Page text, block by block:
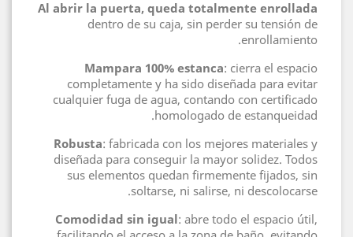
Al abrir la puerta, queda totalmente enrollada
dentro de su caja, sin perder su tensión de
enrollamiento.
Mampara 100% estanca: cierra el espacio
completamente y ha sido diseñada para evitar
cualquier fuga de agua, contando con certificado
homologado de estanqueidad.
Robusta: fabricada con los mejores materiales y
diseñada para conseguir la mayor solidez. Todos
sus elementos quedan firmemente fijados, sin
soltarse, ni salirse, ni descolocarse.
Comodidad sin igual: abre todo el espacio útil,